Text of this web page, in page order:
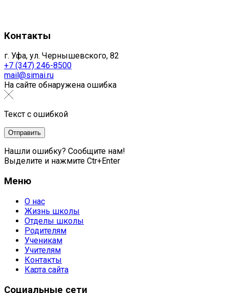
Контакты
г. Уфа, ул. Чернышевского, 82
+7 (347) 246-8500
mail@simai.ru
На сайте обнаружена ошибка
Текст с ошибкой
Нашли ошибку? Сообщите нам!
Выделите и нажмите Ctr+Enter
Меню
О нас
Жизнь школы
Отделы школы
Родителям
Ученикам
Учителям
Контакты
Карта сайта
Социальные сети